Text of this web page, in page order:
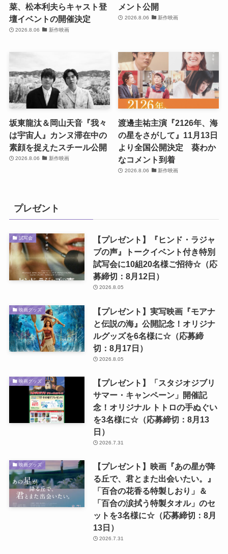
菜、松本利夫らキャスト登
壇イベントの開催決定
2026.8.06 新作映画
メント公開
2026.8.06 新作映画
坂東龍汰＆岡山天音『我々
は宇宙人』カンヌ滞在中の
素顔を捉えたスチール公開
2026.8.06 新作映画
渡邊圭祐主演『2126年、海
の星をさがして』11月13日
より全国公開決定 葵わか
なコメント到着
2026.8.06 新作映画
プレゼント
試写会
【プレゼント】『ヒンド・ラジャ
ブの声』トークイベント付き特別
試写会に10組20名様ご招待☆（応
募締切：8月12日）
2026.8.05
映画グッズ
【プレゼント】実写映画『モアナ
と伝説の海』公開記念！オリジナ
ルグッズを6名様に☆（応募締
切：8月17日）
2026.8.05
映画グッズ
【プレゼント】「スタジオジブリ
サマー・キャンペーン」開催記
念！オリジナル トトロの手ぬぐい
を3名様に☆（応募締切：8月13
日）
2026.7.31
映画グッズ
【プレゼント】映画『あの星が降
る丘で、君とまた出会いたい。』
「百合の花香る特製しおり」＆
「百合の涙拭う特製タオル」のセ
ットを3名様に☆（応募締切：8月
13日）
2026.7.31